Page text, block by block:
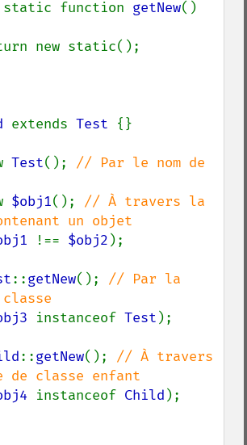
static function
getNew()
extends Test {}
Test(); // Par le nom de
$obj1(); // À travers la
!== $obj2 );
::getNew(); // Par la
instanceof Test );
::getNew(); // À travers
instanceof Child );